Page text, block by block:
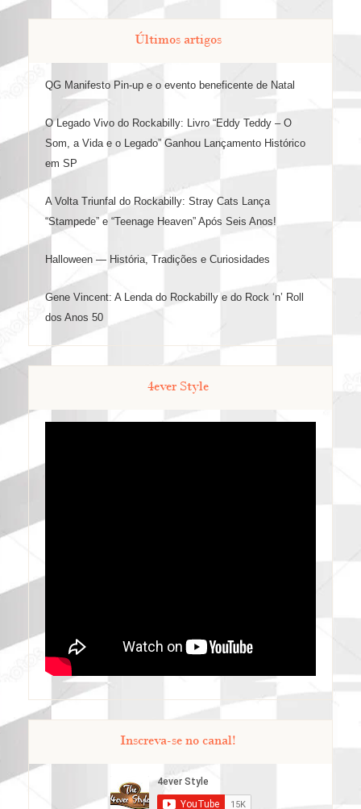
Últimos artigos
QG Manifesto Pin-up e o evento beneficente de Natal
O Legado Vivo do Rockabilly: Livro “Eddy Teddy – O
Som, a Vida e o Legado” Ganhou Lançamento Histórico
em SP
A Volta Triunfal do Rockabilly: Stray Cats Lança
“Stampede” e “Teenage Heaven” Após Seis Anos!
Halloween — História, Tradições e Curiosidades
Gene Vincent: A Lenda do Rockabilly e do Rock ‘n’ Roll
dos Anos 50
4ever Style
Inscreva-se no canal!